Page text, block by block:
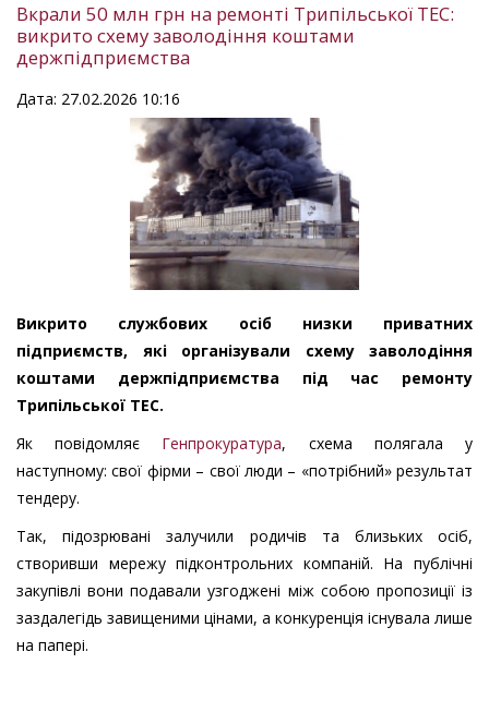
Вкрали 50 млн грн на ремонті Трипільської ТЕС:
викрито схему заволодіння коштами
держпідприємства
Дата: 27.02.2026 10:16
Викрито службових осіб низки приватних
підприємств, які організували схему заволодіння
коштами держпідприємства під час ремонту
Трипільської ТЕС.
Як повідомляє Генпрокуратура, схема полягала у
наступному: свої фірми – свої люди – «потрібний» результат
тендеру.
Так, підозрювані залучили родичів та близьких осіб,
створивши мережу підконтрольних компаній. На публічні
закупівлі вони подавали узгоджені між собою пропозиції із
заздалегідь завищеними цінами, а конкуренція існувала лише
на папері.